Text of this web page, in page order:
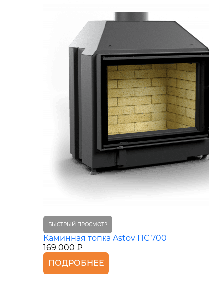
БЫСТРЫЙ ПРОСМОТР
Каминная топка Astov ПС 700
169 000 ₽
ПОДРОБНЕЕ